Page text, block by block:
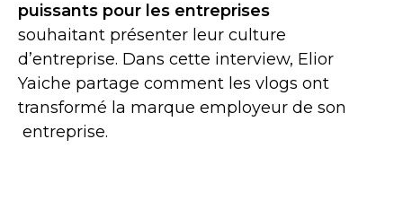
puissants pour les entreprises
souhaitant présenter leur culture
d’entreprise. Dans cette interview, Elior
Yaiche partage comment les vlogs ont
transformé la marque employeur de son
entreprise.